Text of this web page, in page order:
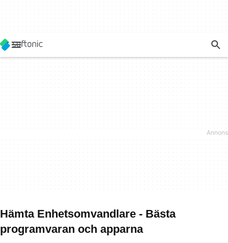
Hämta Enhetsomvandlare - Bästa
programvaran och apparna